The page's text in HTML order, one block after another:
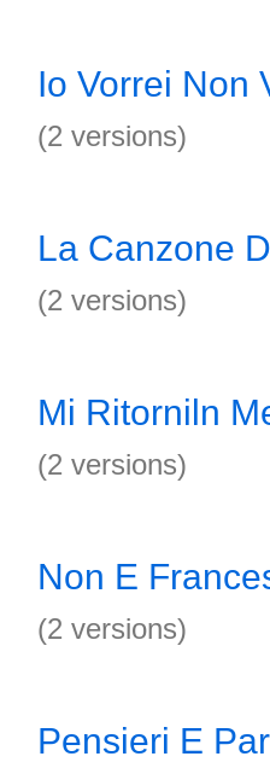
Io Vorrei Non
(2 versions)
La Canzone
(2 versions)
Mi Ritorniln
(2 versions)
Non E
(2 versions)
Pensieri E